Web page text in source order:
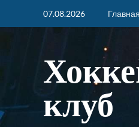
07.08.2026 Главная
клуб